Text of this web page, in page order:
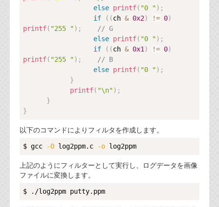
お問い合わせフォーム
else printf( "0 ") ;
if
( (ch & 0x2) != 0)
printf( "255 ") ;
// G
else printf( "0 ") ;
if
( (ch & 0x1) != 0)
printf( "255 ") ;
// B
else printf( "0 ") ;
}
printf( "\n") ;
}
}
以下のコマンドによりフィルタを作成します。
$ gcc -O log2ppm.c -o
上記のようにフィルターとして実行し、ログデータを画像
ファイルに変換します。